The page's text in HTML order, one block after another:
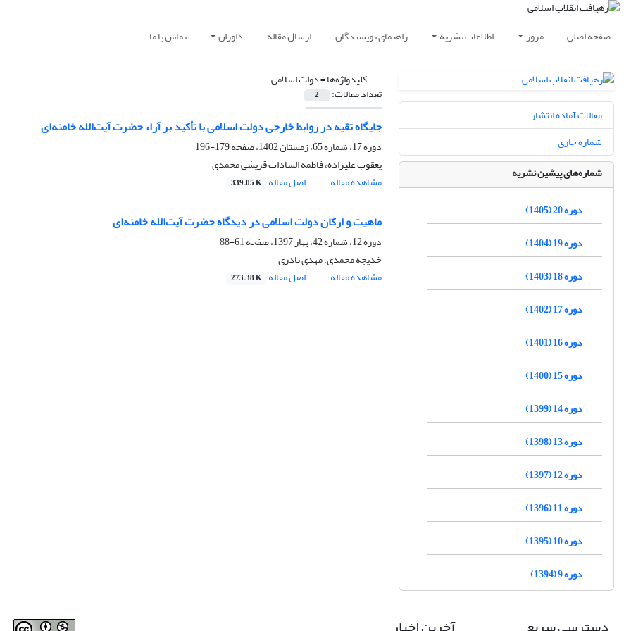
صفحه اصلی مرور اطلاعات نشریه راهنمای نویسندگان ارسال مقاله داوران تماس با ما
کلیدواژه‌ها =دولت اسلامی
تعداد مقالات: 2
جایگاه تقیه در روابط خارجی دولت اسلامی با تأکید بر آراء حضرت آیت‌الله خامنه‌ای
دوره 17، شماره 65، زمستان 1402، صفحه
179-196
یعقوب علیزاده، فاطمه السادات قریشی محمدی
مشاهده مقاله
اصل مقاله 339.05 K
ماهیت و ارکان دولت اسلامی در دیدگاه حضرت آیت‌الله خامنه‌ای
دوره 12، شماره 42، بهار 1397، صفحه
61-88
خدیجه محمدی، مهدی نادری
مشاهده مقاله
اصل مقاله 273.38 K
مقالات آماده انتشار
شماره جاری
شماره‌های پیشین نشریه
دوره 20 (1405)
دوره 19 (1404)
دوره 18 (1403)
دوره 17 (1402)
دوره 16 (1401)
دوره 15 (1400)
دوره 14 (1399)
دوره 13 (1398)
دوره 12 (1397)
دوره 11 (1396)
دوره 10 (1395)
دوره 9 (1394)